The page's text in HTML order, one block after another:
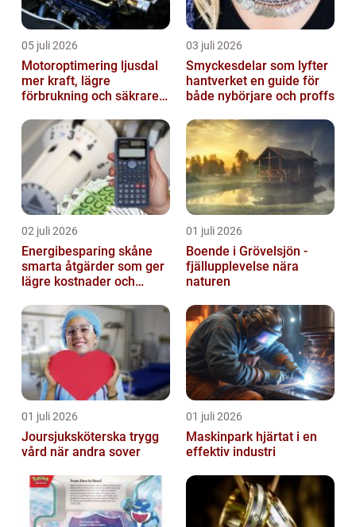
05 juli 2026
Motoroptimering ljusdal
mer kraft, lägre
förbrukning och säkrare
03 juli 2026
Smyckesdelar som lyfter
hantverket en guide för
både nybörjare och proffs
02 juli 2026
Energibesparing skåne
smarta åtgärder som ger
lägre kostnader och
01 juli 2026
Boende i Grövelsjön -
fjällupplevelse nära
naturen
01 juli 2026
Joursjuksköterska trygg
vård när andra sover
01 juli 2026
Maskinpark hjärtat i en
effektiv industri